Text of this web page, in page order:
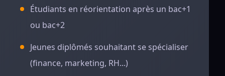
Étudiants en réorientation après un bac+1
ou bac+2
Jeunes diplômés souhaitant se spécialiser
(finance, marketing, RH...)